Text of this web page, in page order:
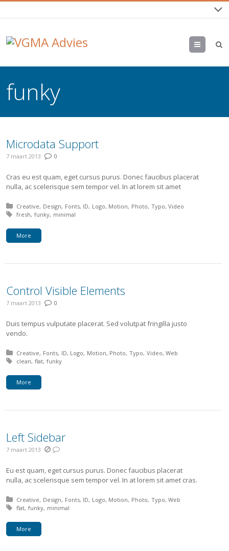
Menu
funky
Microdata Support
7 maart 2013 0
Cras eu est quam, eget cursus purus. Donec faucibus placerat
nulla, ac scelerisque sem tempor vel. In at lorem sit amet
Posted in:
Creative Design Fonts ID Logo Motion Photo Typo Video
Tagged with:
fresh funky minimal
More
Control Visible Elements
7 maart 2013 0
Duis tempus vulputate placerat. Sed volutpat fringilla justo
vendo.
Posted in:
Creative Fonts ID Logo Motion Photo Typo Video Web
Tagged with:
clean flat funky
More
Left Sidebar
7 maart 2013
Eu est quam, eget cursus purus. Donec faucibus placerat
nulla, ac scelerisque sem tempor vel. In at lorem sit amet cras.
Posted in:
Creative Design Fonts ID Logo Motion Photo Typo Web
Tagged with:
flat funky minimal
More